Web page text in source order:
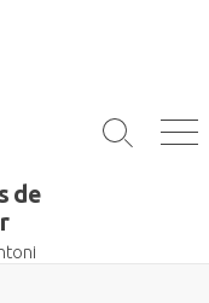
de
Search